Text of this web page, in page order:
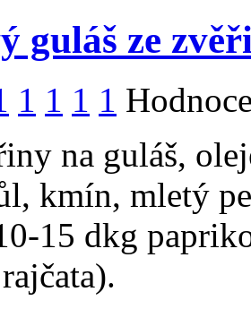
guláš ze
1 1 1 1
na guláš,
kmín, mletý
15 dkg